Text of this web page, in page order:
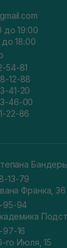
до 19:00
до 18:00
54-81
12-88
41-20
46-00
22-86
13-79
Франка, 36
95-94
97-16
го Июля, 15